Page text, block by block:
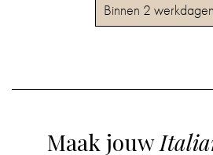
Binnen 2
Maak jouw